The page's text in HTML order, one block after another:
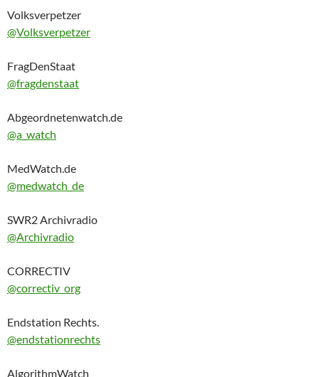
Volksverpetzer
@Volksverpetzer
FragDenStaat
@fragdenstaat
Abgeordnetenwatch.de
@a_watch
MedWatch.de
@medwatch_de
SWR2 Archivradio
@Archivradio
CORRECTIV
@correctiv_org
Endstation Rechts.
@endstationrechts
AlgorithmWatch